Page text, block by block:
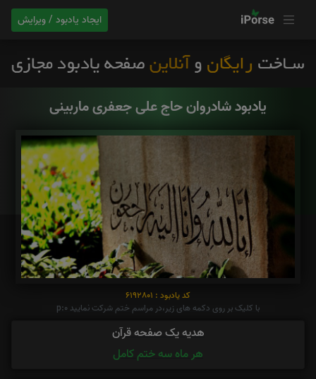
ایجاد یادبود / ویرایش
یادبود شادروان حاج علی جعفری ماربینی
کد یادبود : 6192801
با کلیک بر روی دکمه های زیر،در مراسم ختم شرکت نمایید p:0
هدیه یک صفحه قرآن
هر ماه سه ختم کامل